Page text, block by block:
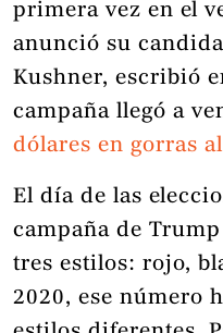
primera vez en el
anunció su
Kushner, escribió
campaña llegó a
dólares en gorras
El día de las
campaña de
tres estilos: rojo,
2020, ese número